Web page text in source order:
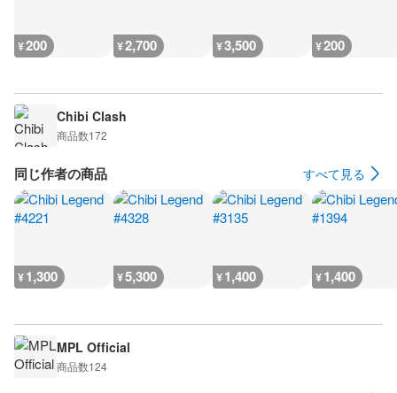
¥200 ¥2,700 ¥3,500 ¥200
Chibi Clash
商品数172
同じ作者の商品 すべて見る
¥1,300 ¥5,300 ¥1,400 ¥1,400
MPL Official
商品数124